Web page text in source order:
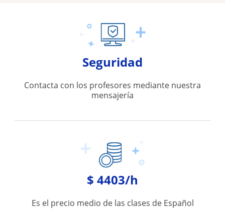
Seguridad
Contacta con los profesores mediante nuestra
mensajería
$ 4403/h
Es el precio medio de las clases de Español